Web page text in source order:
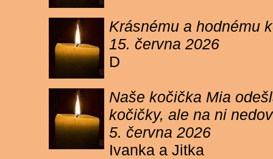
Krásnému a hodnému
15. června 2026
D
Naše kočička Mia
kočičky, ale na ni
5. června 2026
Ivanka a Jitka